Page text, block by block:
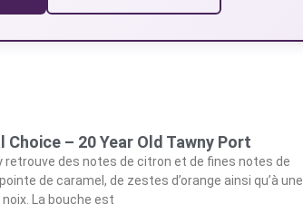
Choice – 20 Year Old Tawny Port
retrouve des notes de citron et de fines notes de
de caramel, de zestes d’orange ainsi qu’à une
La bouche est